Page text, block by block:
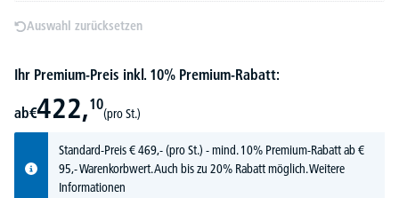
Auswahl zurücksetzen
Ihr Premium-Preis inkl. 10% Premium-Rabatt:
ab€422,10
(pro St.)
Standard-Preis€469,-(pro St.) - mind. 10% Premium-Rabatt ab €
95,- Warenkorbwert. Auch bis zu 20% Rabatt möglich.Weitere
Informationen